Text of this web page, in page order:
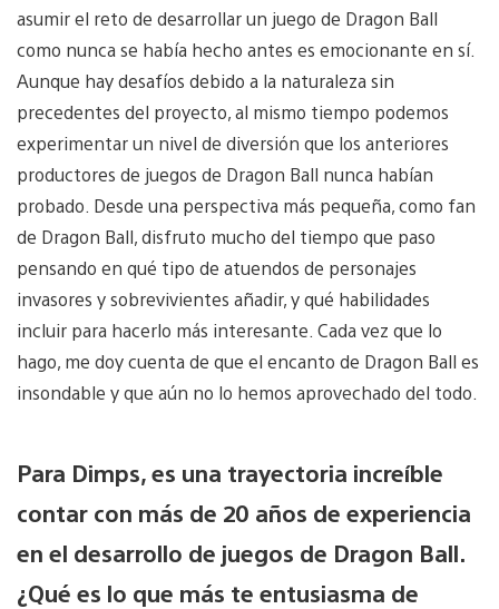
asumir el reto de desarrollar un juego de Dragon Ball
como nunca se había hecho antes es emocionante en sí.
Aunque hay desafíos debido a la naturaleza sin
precedentes del proyecto, al mismo tiempo podemos
experimentar un nivel de diversión que los anteriores
productores de juegos de Dragon Ball nunca habían
probado. Desde una perspectiva más pequeña, como fan
de Dragon Ball, disfruto mucho del tiempo que paso
pensando en qué tipo de atuendos de personajes
invasores y sobrevivientes añadir, y qué habilidades
incluir para hacerlo más interesante. Cada vez que lo
hago, me doy cuenta de que el encanto de Dragon Ball es
insondable y que aún no lo hemos aprovechado del todo.
Para Dimps, es una trayectoria increíble
contar con más de 20 años de experiencia
en el desarrollo de juegos de Dragon Ball.
¿Qué es lo que más te entusiasma de